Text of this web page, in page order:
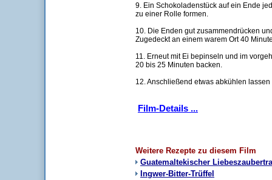
9. Ein Schokoladenstück auf ein Ende
zu einer Rolle formen.
10. Die Enden gut zusammendrücken
Zugedeckt an einem warem Ort 40
11. Erneut mit Ei bepinseln und im
20 bis 25 Minuten backen.
12. Anschließend etwas abkühlen
Film-Details ...
Weitere Rezepte zu diesem Film
Guatemaltekischer
Ingwer-Bitter-Trüffel